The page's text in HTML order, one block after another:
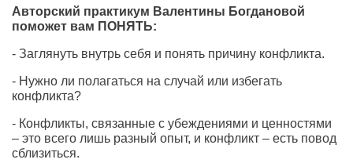
Авторский практикум Валентины Богдановой
поможет вам ПОНЯТЬ:
- Заглянуть внутрь себя и понять причину конфликта.
- Нужно ли полагаться на случай или избегать
конфликта?
- Конфликты, связанные с убеждениями и ценностями
– это всего лишь разный опыт, и конфликт – есть повод
сблизиться.